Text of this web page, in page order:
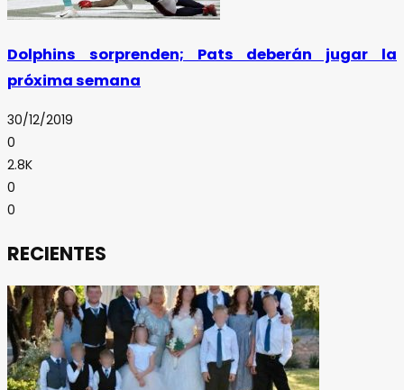
Dolphins sorprenden; Pats deberán jugar la
próxima semana
30/12/2019
0
2.8K
0
0
RECIENTES